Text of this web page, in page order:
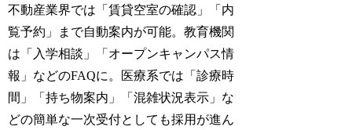
不動産業界では「賃貸空室の確認」「内
覧予約」まで自動案内が可能。教育機関
は「入学相談」「オープンキャンパス情
報」などのFAQに。医療系では「診療時
間」「持ち物案内」「混雑状況表示」な
どの簡単な一次受付としても採用が進ん